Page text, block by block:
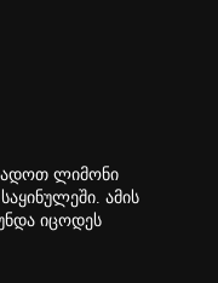
ლიმონი
ამის
იცოდეს